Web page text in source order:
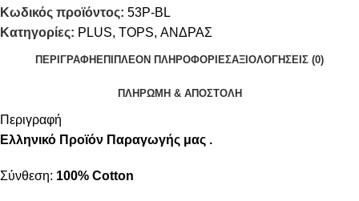
Κωδικός προϊόντος: 53P-BL
Κατηγορίες: PLUS, TOPS, ΑΝΔΡΑΣ
ΠΕΡΙΓΡΑΦΉ ΕΠΙΠΛΈΟΝ ΠΛΗΡΟΦΟΡΊΕΣΑΞΙΟΛΟΓΉΣΕΙΣ (0)
ΠΛΗΡΩΜΗ & ΑΠΟΣΤΟΛΗ
Περιγραφή
Ελληνικό Προϊόν Παραγωγής μας .
Σύνθεση: 100% Cotton